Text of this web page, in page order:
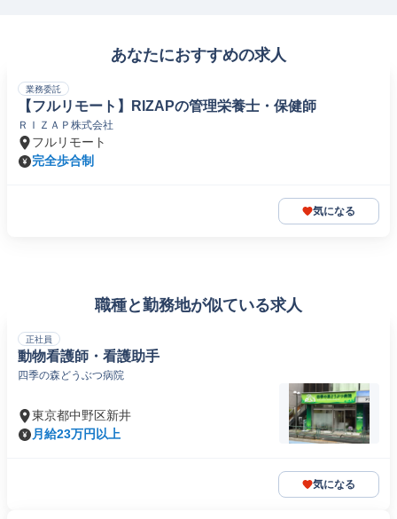
あなたにおすすめの求人
業務委託
【フルリモート】RIZAPの管理栄養士・保健師
ＲＩＺＡＰ株式会社
フルリモート
完全歩合制
気になる
職種と勤務地が似ている求人
正社員
動物看護師・看護助手
四季の森どうぶつ病院
東京都中野区新井
月給23万円以上
気になる